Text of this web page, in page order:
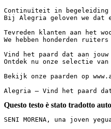
Continuïteit in
Bij Alegria geloven we dat
Tevreden klanten aan het
We hebben honderden
Vind het paard dat aan
Ontdek nu onze selectie
Bekijk onze paarden op
Alegria – Vind het paard
Questo testo è stato tradotto
SENI MORENA, una joven